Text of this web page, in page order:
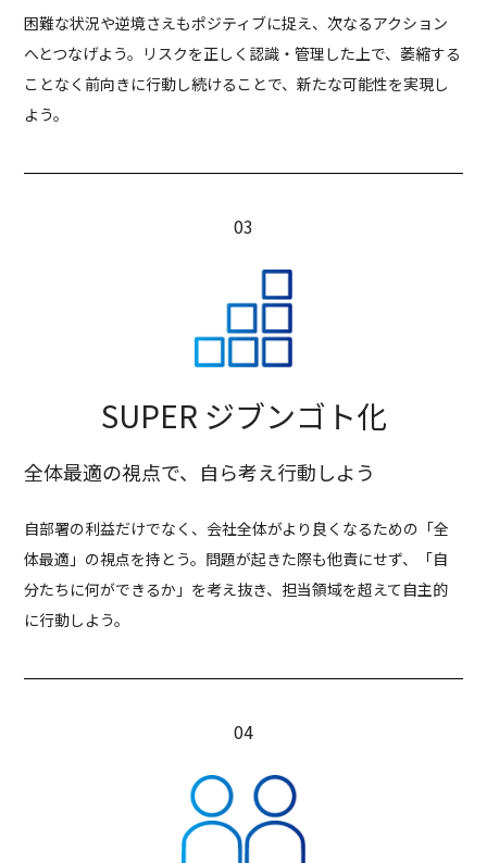
困難な状況や逆境さえもポジティブに捉え、次なるアクション
へとつなげよう。リスクを正しく認識・管理した上で、萎縮する
ことなく前向きに行動し続けることで、新たな可能性を実現し
よう。
SUPER ジブンゴト化
全体最適の視点で、自ら考え行動しよう
自部署の利益だけでなく、会社全体がより良くなるための「全
体最適」の視点を持とう。問題が起きた際も他責にせず、「自
分たちに何ができるか」を考え抜き、担当領域を超えて自主的
に行動しよう。